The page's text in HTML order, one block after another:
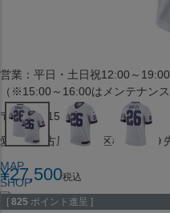
営業：平日・土日祝12:00～19:00
（※15:00～16:00はメンテナンス
〒453-0015
愛知県名古屋市中村区椿町６−９
MAP
SHOP
¥27,500税込
[ 825 ポイント進呈 ]